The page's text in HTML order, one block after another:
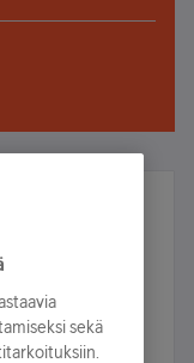
sekä